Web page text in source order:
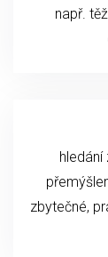
např.
zbytečné,